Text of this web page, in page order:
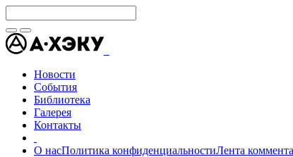
Новости
События
Библиотека
Галерея
Контакты
О насПолитика конфиденциальностиЛента